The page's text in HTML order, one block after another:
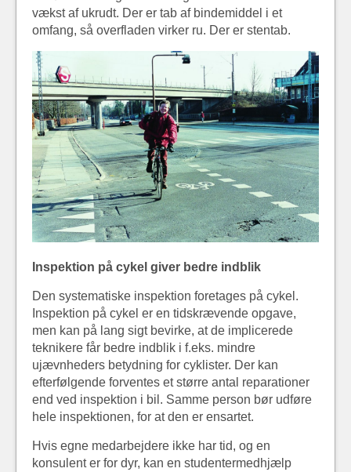
vækst af ukrudt. Der er tab af bindemiddel i et
omfang, så overfladen virker ru. Der er stentab.
Inspektion på cykel giver bedre indblik
Den systematiske inspektion foretages på cykel.
Inspektion på cykel er en tidskrævende opgave,
men kan på lang sigt bevirke, at de implicerede
teknikere får bedre indblik i f.eks. mindre
ujævnheders betydning for cyklister. Der kan
efterfølgende forventes et større antal reparationer
end ved inspektion i bil. Samme person bør udføre
hele inspektionen, for at den er ensartet.
Hvis egne medarbejdere ikke har tid, og en
konsulent er for dyr, kan en studentermedhjælp